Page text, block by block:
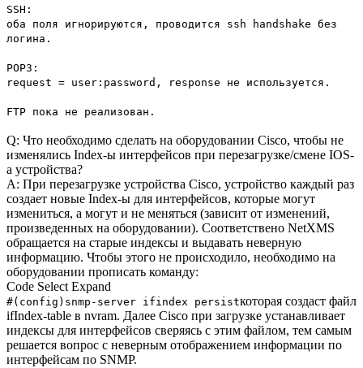
SSH:
оба поля игнорируются, проводится ssh handshake без
логина.
POP3:
request = user:password, response не используется.
FTP пока не реализован.
Q: Что необходимо сделать на оборудовании Cisco, чтобы не
изменялись Index-ы интерфейсов при перезагрузке/смене IOS-
а устройства?
A: При перезагрузке устройства Cisco, устройство каждый раз
создает новые Index-ы для интерфейсов, которые могут
измениться, а могут и не меняться (зависит от изменений,
произведенных на оборудовании). Соответствено NetXMS
обращается на старые индексы и выдавать неверную
информацию. Чтобы этого не происходило, необходимо на
оборудовании прописать команду:
Code Select Expand
#(config)snmp-server ifindex persistкоторая создаст файл
ifIndex-table в nvram. Далее Cisco при загрузке устанавливает
индексы для интерфейсов сверяясь с этим файлом, тем самым
решается вопрос с неверным отображением информации по
интерфейсам по SNMP.